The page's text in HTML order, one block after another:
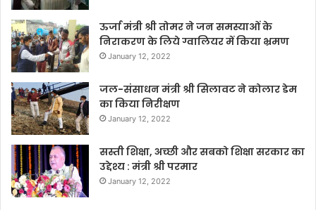
ऊर्जा मंत्री श्री तोमर ने जन समस्याओं के
निराकरण के लिये ग्वालियर में किया भ्रमण
January 12, 2022
जल-संसाधन मंत्री श्री सिलावट ने कोलार डेम
का किया निरीक्षण
January 12, 2022
सस्ती शिक्षा, अच्छी और सबको शिक्षा सरकार का
उद्देश्य : मंत्री श्री परमार
January 12, 2022